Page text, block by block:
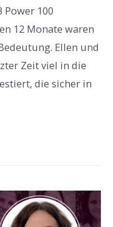
Power 100
12 Monate waren
Ellen und
Zeit viel in die
die sicher in